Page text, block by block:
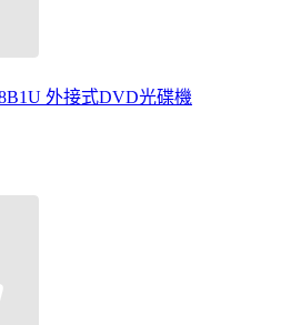
外接式DVD光碟機